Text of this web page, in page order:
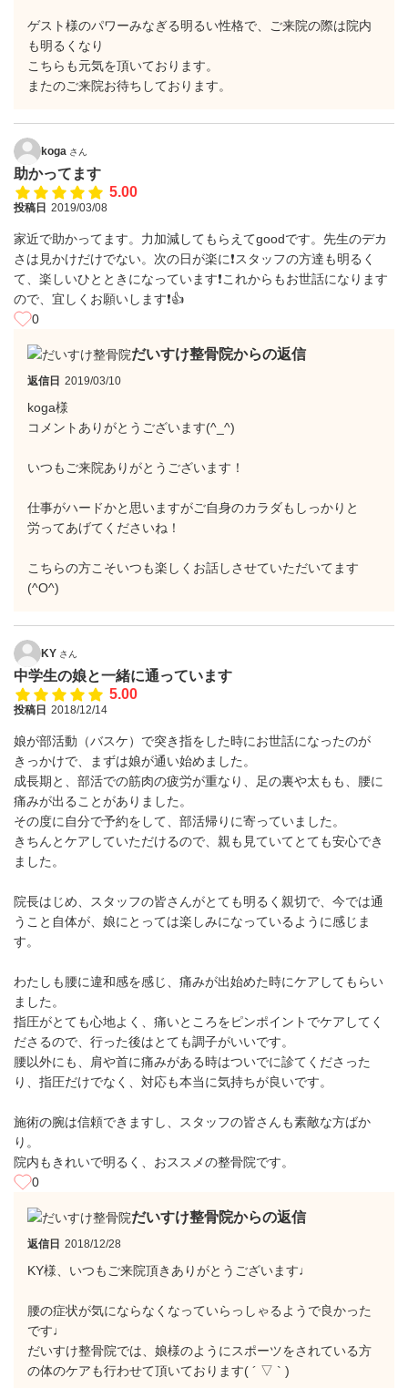
ゲスト様のパワーみなぎる明るい性格で、ご来院の際は院内
も明るくなり
こちらも元気を頂いております。
またのご来院お待ちしております。
koga さん
助かってます
5.00
投稿日 2019/03/08
家近で助かってます。力加減してもらえてgoodです。先生のデカ
さは見かけだけでない。次の日が楽に❗スタッフの方達も明るく
て、楽しいひとときになっています❗これからもお世話になります
ので、宜しくお願いします❗👍
0
だいすけ整骨院からの返信
返信日 2019/03/10
koga様
コメントありがとうございます(^_^)
いつもご来院ありがとうございます！
仕事がハードかと思いますがご自身のカラダもしっかりと
労ってあげてくださいね！
こちらの方こそいつも楽しくお話しさせていただいてます
(^O^)
KY さん
中学生の娘と一緒に通っています
5.00
投稿日 2018/12/14
娘が部活動（バスケ）で突き指をした時にお世話になったのが
きっかけで、まずは娘が通い始めました。
成長期と、部活での筋肉の疲労が重なり、足の裏や太もも、腰に
痛みが出ることがありました。
その度に自分で予約をして、部活帰りに寄っていました。
きちんとケアしていただけるので、親も見ていてとても安心でき
ました。
院長はじめ、スタッフの皆さんがとても明るく親切で、今では通
うこと自体が、娘にとっては楽しみになっているように感じま
す。
わたしも腰に違和感を感じ、痛みが出始めた時にケアしてもらい
ました。
指圧がとても心地よく、痛いところをピンポイントでケアしてく
ださるので、行った後はとても調子がいいです。
腰以外にも、肩や首に痛みがある時はついでに診てくださった
り、指圧だけでなく、対応も本当に気持ちが良いです。
施術の腕は信頼できますし、スタッフの皆さんも素敵な方ばか
り。
院内もきれいで明るく、おススメの整骨院です。
0
だいすけ整骨院からの返信
返信日 2018/12/28
KY様、いつもご来院頂きありがとうございます♩
腰の症状が気にならなくなっていらっしゃるようで良かった
です♩
だいすけ整骨院では、娘様のようにスポーツをされている方
の体のケアも行わせて頂いております( ´ ▽ ` )